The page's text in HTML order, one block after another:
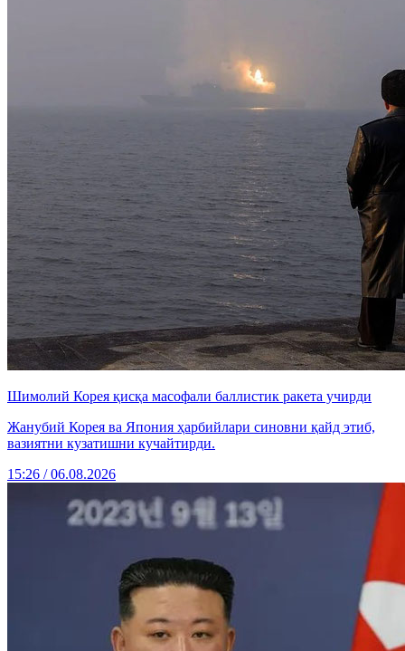
Шимолий Корея қисқа масофали баллистик ракета учирди
Жанубий Корея ва Япония ҳарбийлари синовни қайд этиб,
вазиятни кузатишни кучайтирди.
15:26 / 06.08.2026